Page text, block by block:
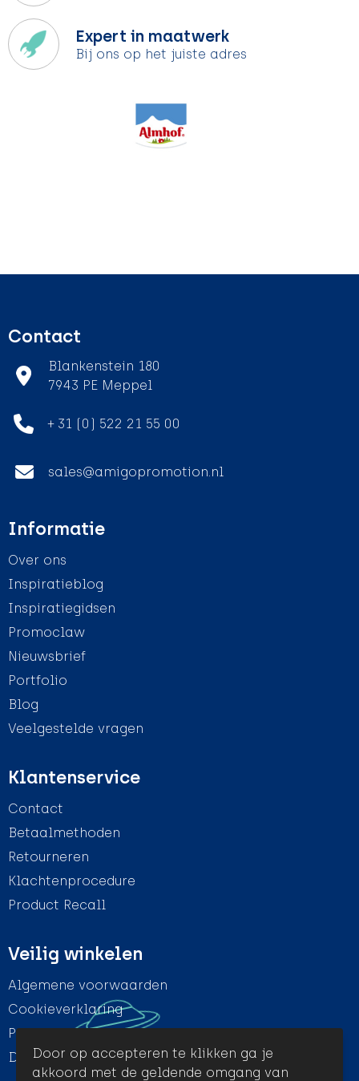
Expert in maatwerk
Bij ons op het juiste adres
Contact
Blankenstein 180
7943 PE Meppel
+ 31 (0) 522 21 55 00
sales@amigopromotion.nl
Informatie
Over ons
Inspiratieblog
Inspiratiegidsen
Promoclaw
Nieuwsbrief
Portfolio
Blog
Veelgestelde vragen
Klantenservice
Contact
Betaalmethoden
Retourneren
Klachtenprocedure
Product Recall
Veilig winkelen
Algemene voorwaarden
Cookieverklaring
Privacyverklaring
Disclaimer
Door op accepteren te klikken ga je
akkoord met de geldende omgang van